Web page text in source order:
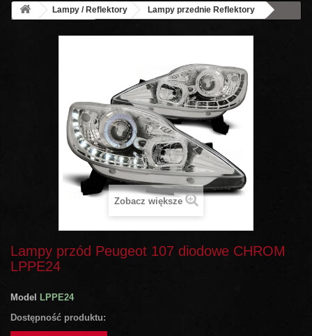
Lampy / Reflektory
Lampy przednie Reflektory
Zobacz większe
Lampy przód Peugeot 107 diodowe CHROM
LPPE24
Model
LPPE24
Dostępność produktu: